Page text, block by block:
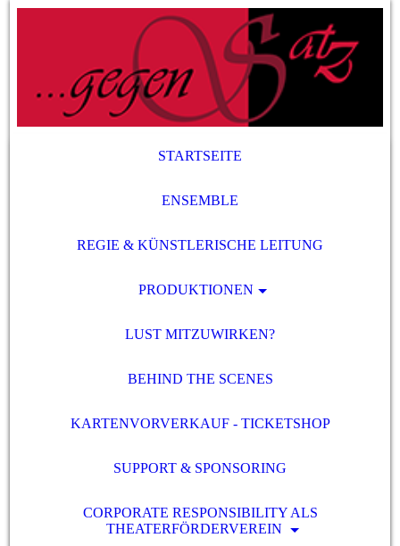
STARTSEITE
ENSEMBLE
REGIE & KÜNSTLERISCHE LEITUNG
PRODUKTIONEN
LUST MITZUWIRKEN?
BEHIND THE SCENES
KARTENVORVERKAUF - TICKETSHOP
SUPPORT & SPONSORING
CORPORATE RESPONSIBILITY ALS
THEATERFÖRDERVEREIN